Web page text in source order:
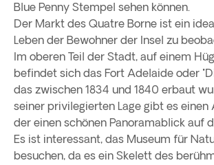
Blue Penny Stempel sehen können.
Der Markt des Quatre Borne ist ein
Leben der Bewohner der Insel zu
Im oberen Teil der Stadt, auf einem
befindet sich das Fort Adelaide oder
das zwischen 1834 und 1840 erbaut
seiner privilegierten Lage gibt es einen
der einen schönen Panoramablick auf
Es ist interessant, das Museum für
besuchen, da es ein Skelett des